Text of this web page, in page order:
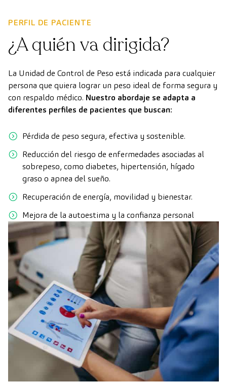
PERFIL DE PACIENTE
¿A quién va dirigida?
La Unidad de Control de Peso está indicada para cualquier
persona que quiera lograr un peso ideal de forma segura y
con respaldo médico. Nuestro abordaje se adapta a
diferentes perfiles de pacientes que buscan:
Pérdida de peso segura, efectiva y sostenible.
Reducción del riesgo de enfermedades asociadas al
sobrepeso, como diabetes, hipertensión, hígado
graso o apnea del sueño.
Recuperación de energía, movilidad y bienestar.
Mejora de la autoestima y la confianza personal